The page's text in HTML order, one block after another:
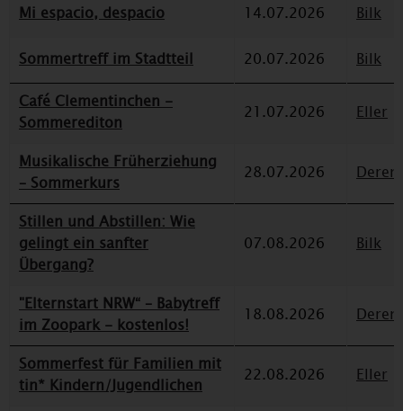
Mi espacio, despacio 14.07.2026 Bilk
Sommertreff im Stadtteil 20.07.2026
Bilk
Café Clementinchen -
Sommerediton
21.07.2026 Eller
Musikalische Früherziehung
– Sommerkurs
28.07.2026
Stillen und Abstillen: Wie
gelingt ein sanfter
Übergang?
07.08.2026 Bilk
"Elternstart NRW“ – Babytreff
im Zoopark - kostenlos!
18.08.2026
Sommerfest für Familien mit
tin* Kindern/Jugendlichen
22.08.2026 Eller